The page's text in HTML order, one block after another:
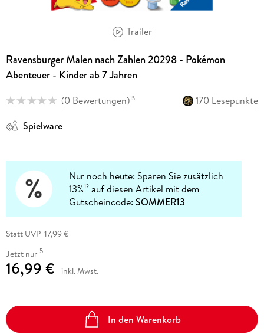
Trailer
Ravensburger Malen nach Zahlen 20298 - Pokémon
Abenteuer - Kinder ab 7 Jahren
(0 Bewertungen)15
170 Lesepunkte
Spielware
Nur noch heute: Sparen Sie zusätzlich
13%12 auf diesen Artikel mit dem
Gutscheincode:SOMMER13
Statt UVP 17,99 €
Jetzt nur 5
16,99 € inkl. Mwst.
In den Warenkorb